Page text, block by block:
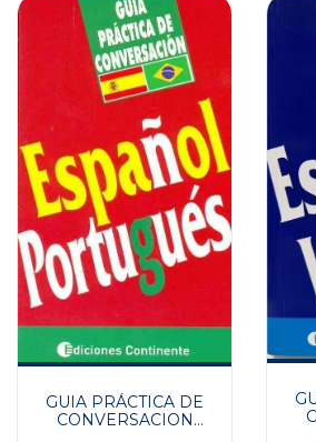
GUIA PRÁCTICA DE
CONVERSACION